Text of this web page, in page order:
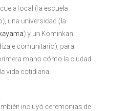
local (la escuela
una universidad (la
) y un Kominkan
comunitario), para
mano cómo la ciudad
vida cotidiana.
incluyó ceremonias de